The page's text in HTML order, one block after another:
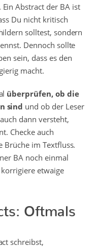
Abstract der BA ist
Du nicht kritisch
solltest, sondern
Dennoch sollte
sein, dass es den
macht.
überprüfen, ob die
sind und ob der Leser
dann versteht,
Checke auch
Brüche im Textfluss.
BA noch einmal
etwaige
Oftmals
schreibst,